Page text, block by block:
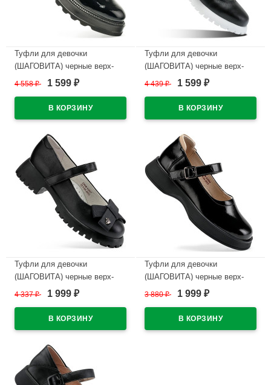
Туфли для девочки
(ШАГОВИТА) черные верх-
натуральная кожа лак
размерный ряд 32-37
арт.23СМФ 63302
В наличии
4 558₽ 1 599 ₽
Туфли для девочки
(ШАГОВИТА) черные верх-
натуральная кожа подкладка-
ряд 32-35 арт.23КФ 63009
4 439₽ 1 599 ₽
Туфли для девочки
(ШАГОВИТА) черные верх-
натуральная кожа подкладка-
ряд 32-34 арт.23КФ 63007
4 337₽ 1 999 ₽
Туфли для девочки
(ШАГОВИТА) черные верх-
натуральная кожа лак
размерный ряд 33-37
арт.23КФ 63004
3 880₽ 1 999 ₽